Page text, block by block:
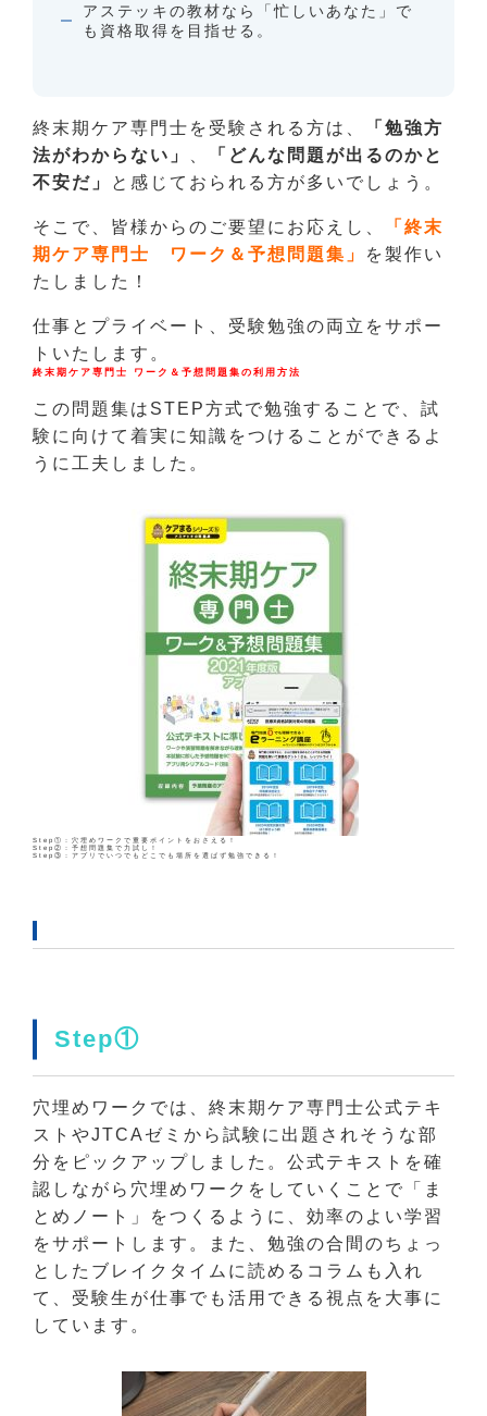
アステッキの教材なら「忙しいあなた」で
も資格取得を目指せる。
終末期ケア専門士を受験される方は、
「勉強方
法がわからない」
「どんな問題が出るのかと
不安だ」
と感じておられる方が多いでしょう。
そこで、皆様からのご要望にお応えし、
「終末
期ケア専門士 ワーク＆予想問題集」
を製作い
たしました！
仕事とプライベート、受験勉強の両立をサポー
トいたします。
終末期ケア専門士 ワーク＆予想問題集の利用方法
この問題集はSTEP方式で勉強することで、試
験に向けて着実に知識をつけることができるよ
うに工夫しました。
Step①：穴埋めワークで重要ポイントをおさえる！
Step②：予想問題集で力試し！
Step③：アプリでいつでもどこでも場所を選ばず勉強できる！
Step①
穴埋めワークでは、終末期ケア専門士公式テキ
ストやJTCAゼミから試験に出題されそうな部
分をピックアップしました。公式テキストを確
認しながら穴埋めワークをしていくことで「ま
とめノート」をつくるように、効率のよい学習
をサポートします。また、勉強の合間のちょっ
としたブレイクタイムに読めるコラムも入れ
て、受験生が仕事でも活用できる視点を大事に
しています。